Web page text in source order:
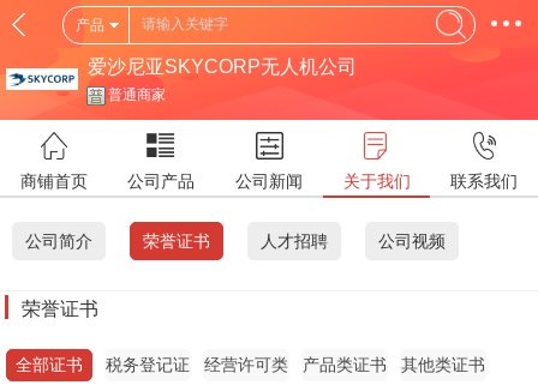
产品
爱沙尼亚SKYCORP无人机公司
普通商家
商铺首页 公司产品 公司新闻 关于我们 联系我们
公司简介 荣誉证书 人才招聘 公司视频
荣誉证书
全部证书 税务登记证
经营许可类
产品类证书 其他类证书